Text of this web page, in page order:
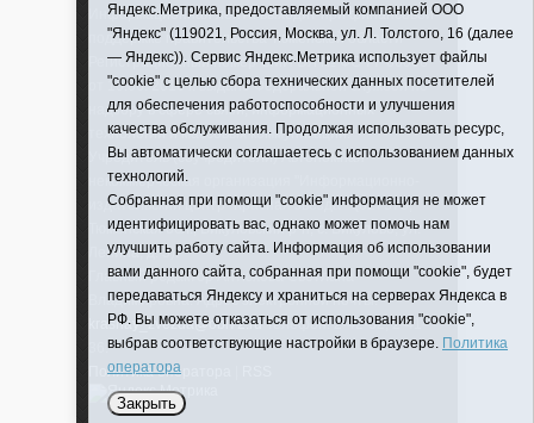
Информационная лента выходит при финансовой
поддержке правительства Тюменской области
Регистрационный номер СМИ ЭЛ № ФС 77-66066
от 10.06. 2016 г. выдано Федеральной службой по
надзору в сфере связи, информационных
технологий и массовых коммуникаций.
Учредитель (соучредители) Автономная
некоммерческая организация "Информационно-
издательский центр "Красная звезда"" (627570,
Тюменская обл., Викуловский р-н, с. Викулово, ул.
Ленина, д. 5).
Главный редактор Антюхова Светлана
Владимировна. Адрес электронной почты:
krasnay_zvezda@obl72.ruТелефон: 2-42-32; 2-41-
36.
Политика оператора
Яндекс.Метрика, предоставляемый компанией ООО
"Яндекс" (119021, Россия, Москва, ул. Л. Толстого, 16 (далее
— Яндекс)). Сервис Яндекс.Метрика использует файлы
"cookie" с целью сбора технических данных посетителей
для обеспечения работоспособности и улучшения
качества обслуживания. Продолжая использовать ресурс,
Вы автоматически соглашаетесь с использованием данных
технологий.
Собранная при помощи "cookie" информация не может
идентифицировать вас, однако может помочь нам
улучшить работу сайта. Информация об использовании
вами данного сайта, собранная при помощи "cookie", будет
передаваться Яндексу и храниться на серверах Яндекса в
РФ. Вы можете отказаться от использования "cookie",
выбрав соответствующие настройки в браузере. Политика
оператора
Закрыть